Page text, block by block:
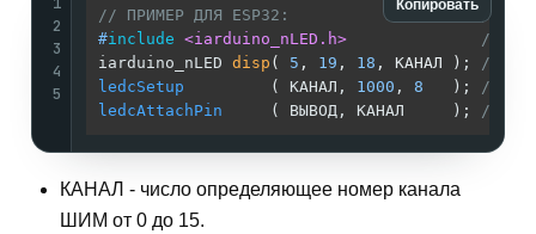
Копировать
2
3
4
5
// ПРИМЕР ДЛЯ ESP32:                    //
#include <iarduino_nLED.h>
//
iarduino_nLED disp ( 5 , 19 , 18 , КАНАЛ ) ;
//
ledcSetup
         ( КАНАЛ,
1000 , 8
   );
//
ledcAttachPin
     ( ВЫВОД, КАНАЛ     );
//
КАНАЛ - число определяющее номер канала
ШИМ от 0 до 15.